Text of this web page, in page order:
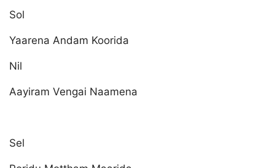
Sol
Yaarena Andam Koorida
Nil
Aayiram Vengai Naamena
Sel